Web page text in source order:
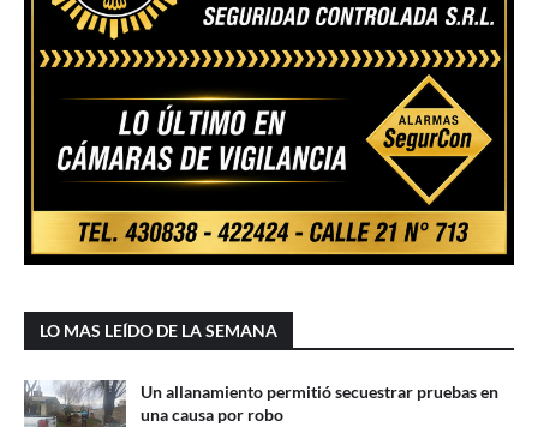
LO MAS LEÍDO DE LA SEMANA
Un allanamiento permitió secuestrar pruebas en
una causa por robo